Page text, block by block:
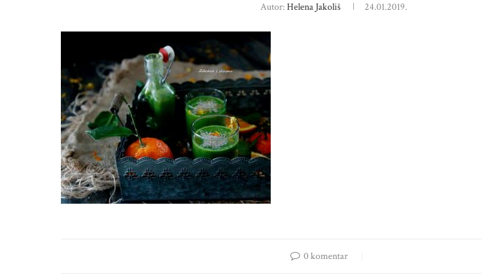
Autor:Helena Jakoliš 24.01.2019.
0 komentar